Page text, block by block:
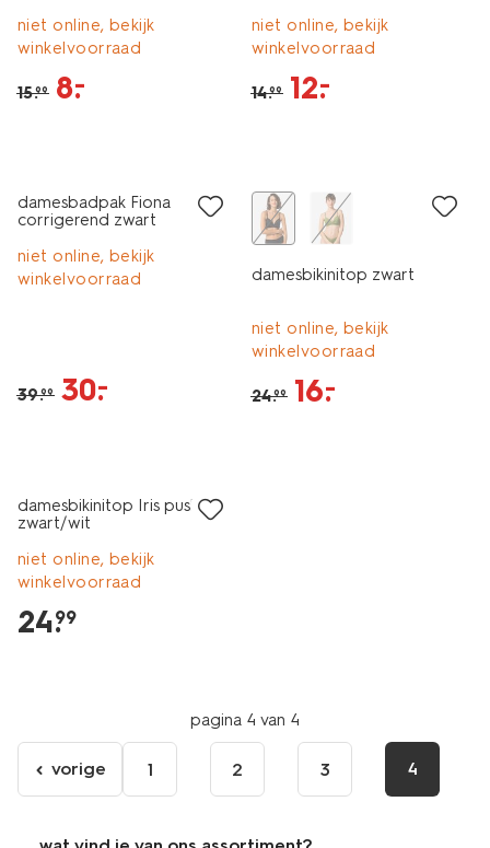
niet online, bekijk
winkelvoorraad
15.99 8.
–
niet online, bekijk
winkelvoorraad
14.99 12.
–
damesbadpak Fiona
corrigerend zwart
niet online, bekijk
winkelvoorraad
39.99 30.
–
damesbikinitop zwart
niet online, bekijk
winkelvoorraad
24.99 16.
–
damesbikinitop Iris push-up
zwart/wit
niet online, bekijk
winkelvoorraad
24.
99
pagina 4 van 4
ga
naar
vorige 1 2 3 4